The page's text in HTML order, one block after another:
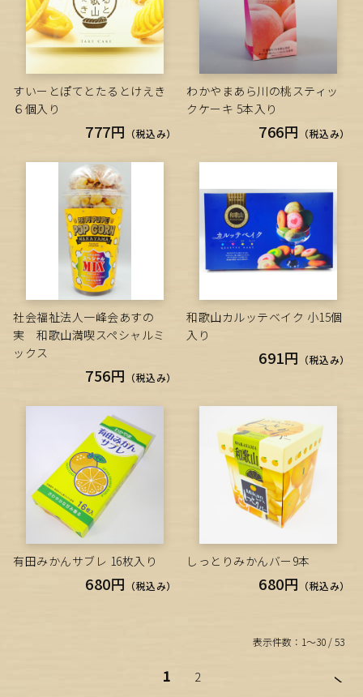
すいーとぽてとたるとけえき
６個入り
777円 （税込み）
わかやまあら川の桃スティッ
クケーキ 5本入り
766円 （税込み）
社会福祉法人一峰会あすの
実 和歌山満喫スペシャルミ
ックス
756円 （税込み）
和歌山カルッテベイク 小15個
入り
691円 （税込み）
有田みかんサブレ 16枚入り
680円 （税込み）
しっとりみかんバー9本
680円 （税込み）
表示件数：1～30 / 53
1 2